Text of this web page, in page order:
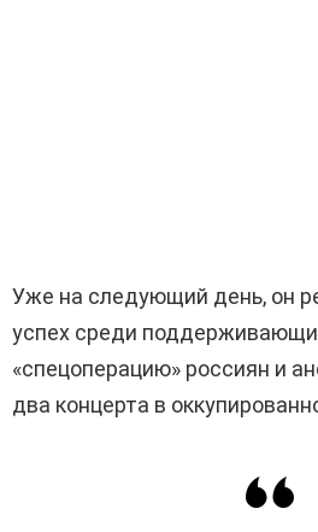
Уже на следующий день, он
успех среди
«спецоперацию» россиян и
два концерта в